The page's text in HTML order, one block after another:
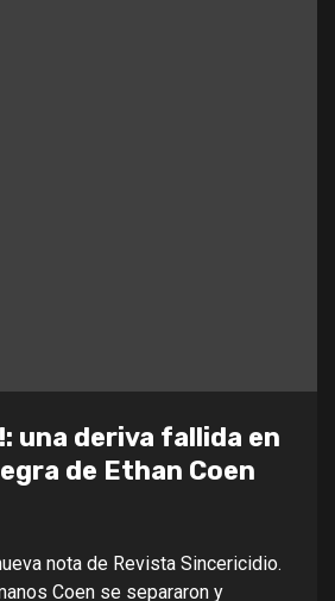
una deriva fallida en
de Ethan Coen
nota de Revista Sincericidio.
Coen se separaron y